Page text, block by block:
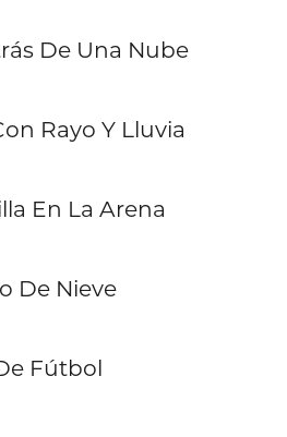
De Una Nube
Rayo Y Lluvia
En La Arena
De Nieve
Fútbol